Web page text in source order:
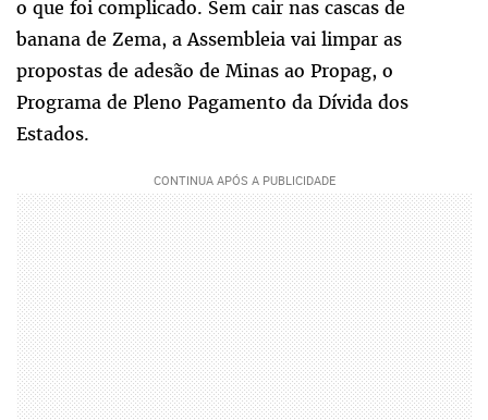
o que foi complicado. Sem cair nas cascas de
banana de Zema, a Assembleia vai limpar as
propostas de adesão de Minas ao Propag, o
Programa de Pleno Pagamento da Dívida dos
Estados.